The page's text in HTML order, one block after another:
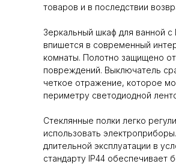
товаров и в последствии
Зеркальный шкаф для ванной с
впишется в современный
комнаты. Полотно защищено
повреждений. Выключатель
четкое отражение, которое
периметру светодиодной
Стеклянные полки легко
использовать
длительной эксплуатации в
стандарту IP44 обеспечивает